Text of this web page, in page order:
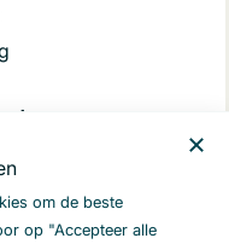
om de beste
op "Accepteer alle